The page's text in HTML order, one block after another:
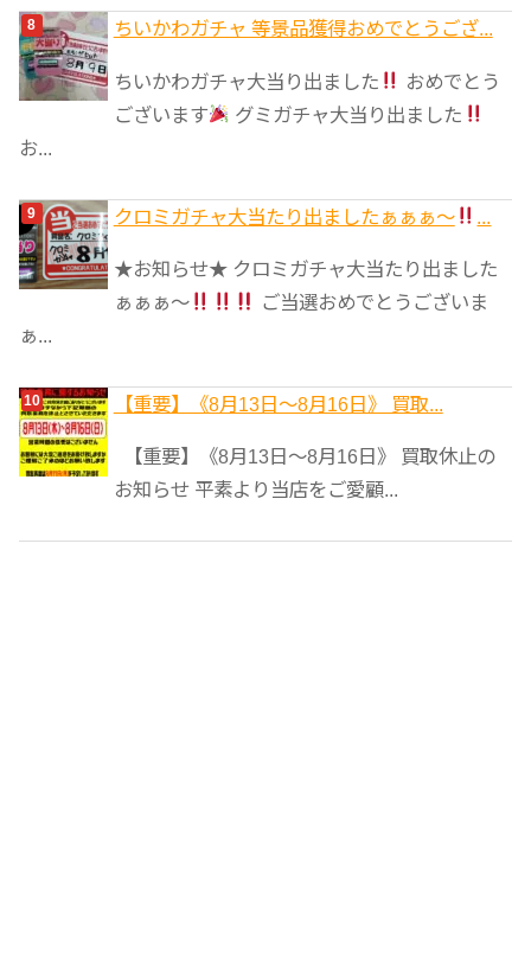
ちいかわガチャ 等景品獲得おめでとうござ...
ちいかわガチャ大当り出ました
おめでとう
ございます
グミガチャ大当り出ました
お...
クロミガチャ大当たり出ましたぁぁぁ～
★お知らせ★ クロミガチャ大当たり出ました
ぁぁぁ～
ご当選おめでとうございま
ぁ...
【重要】《8月13日～8月16日》 買取...
【重要】《8月13日～8月16日》 買取休止の
お知らせ 平素より当店をご愛顧...